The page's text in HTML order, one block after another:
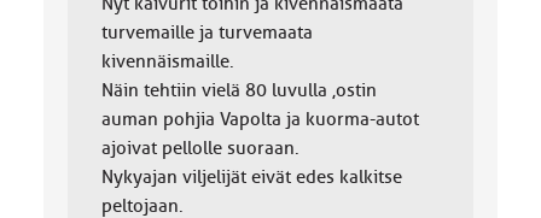
turvemaille ja turvemaata
kivennäismaille.
Näin tehtiin vielä 80 luvulla ,ostin
auman pohjia Vapolta ja kuorma-autot
ajoivat pellolle suoraan.
Nykyajan viljelijät eivät edes kalkitse
peltojaan.